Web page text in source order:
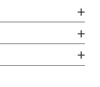
+
+
+